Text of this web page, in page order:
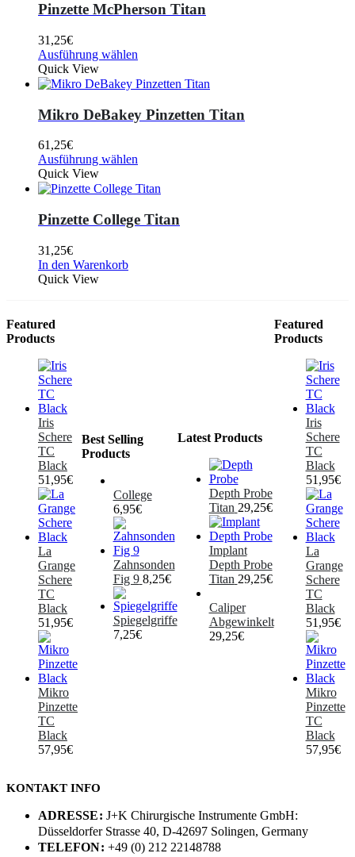
Pinzette McPherson Titan
31,25€
Ausführung wählen
Quick View
Mikro DeBakey Pinzetten Titan
61,25€
Ausführung wählen
Quick View
Pinzette College Titan
31,25€
In den Warenkorb
Quick View
Featured
Products
Iris
Schere
TC
Black
51,95€
La
Grange
Schere
TC
Black
51,95€
Mikro
Pinzette
TC
Black
57,95€
Best Selling
Products
College
6,95€
Zahnsonden
Fig 9 8,25€
Spiegelgriffe
7,25€
Latest Products
Depth Probe
Titan 29,25€
Implant
Depth Probe
Titan 29,25€
Caliper
Abgewinkelt
29,25€
Featured
Products
Iris
Schere
TC
Black
51,95€
La
Grange
Schere
TC
Black
51,95€
Mikro
Pinzette
TC
Black
57,95€
KONTAKT INFO
ADRESSE: J+K Chirurgische Instrumente GmbH:
Düsseldorfer Strasse 40, D-42697 Solingen, Germany
TELEFON: +49 (0) 212 22148788